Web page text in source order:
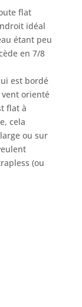
flat
idéal
étant peu
en 7/8
est bordé
orienté
flat à
cela
ou sur
(ou